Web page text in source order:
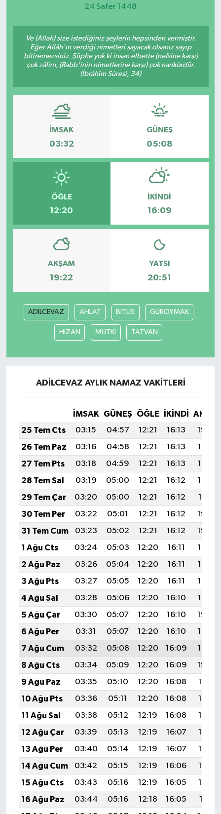
24 Safer 1448
Ve (Allah) size istediğiniz şeylerin hepsinden vermiştir.
Eğer Allâh'ın verdiği nimetleri sayacak olsanız sayıp
bitiremezsiniz. Şüphe yok ki insan elbette (nefsine karşı)
çok zâlim, (Rabb'inin nimetlerine karşı) çok nankördür.
(İbrâhîm Sûresi, 34)
İMSAK
03:32
GÜNEŞ
05:08
ÖĞLE
12:20
İKINDI
16:09
AKŞAM
19:22
YATSI
20:51
ADİLCEVAZ AHLAT BİTLİS GÜROYMAK
HİZAN MUTKİ TATVAN
ADİLCEVAZ AYLIK NAMAZ VAKITLERI
İMSAK GÜNEŞ ÖĞLE İKINDI
25 Tem Cts
03:15 04:57 12:21 16:13
19:34
26 Tem Paz
03:16 04:58 12:21 16:13
19:33
27 Tem Pts
03:18 04:59 12:21 16:13
19:33
28 Tem Sal
03:19 05:00 12:21 16:12
19:32
29 Tem Çar
03:20 05:00 12:21 16:12
19:31
30 Tem Per
03:22 05:01 12:21 16:12
19:30
31 Tem Cum
03:23 05:02 12:21 16:12
19:29
1 Ağu Cts
03:24 05:03 12:20 16:11
19:28
2 Ağu Paz
03:26 05:04 12:20 16:11
19:27
3 Ağu Pts
03:27 05:05 12:20 16:11
19:26
4 Ağu Sal
03:28 05:06 12:20 16:10
19:25
5 Ağu Çar
03:30 05:07 12:20 16:10
19:24
6 Ağu Per
03:31 05:07 12:20 16:10
19:23
7 Ağu Cum
03:32 05:08 12:20 16:09
19:22
8 Ağu Cts
03:34 05:09 12:20 16:09
19:20
9 Ağu Paz
03:35 05:10 12:20 16:08
19:19
10 Ağu Pts
03:36 05:11 12:20 16:08
19:18
11 Ağu Sal
03:38 05:12 12:19 16:08
19:17
12 Ağu Çar
03:39 05:13 12:19 16:07
19:16
13 Ağu Per
03:40 05:14 12:19 16:07
19:14
14 Ağu Cum
03:42 05:15 12:19 16:06
19:13
15 Ağu Cts
03:43 05:16 12:19 16:05
19:12
16 Ağu Paz
03:44 05:16 12:18 16:05
19:11
Etkinlikler